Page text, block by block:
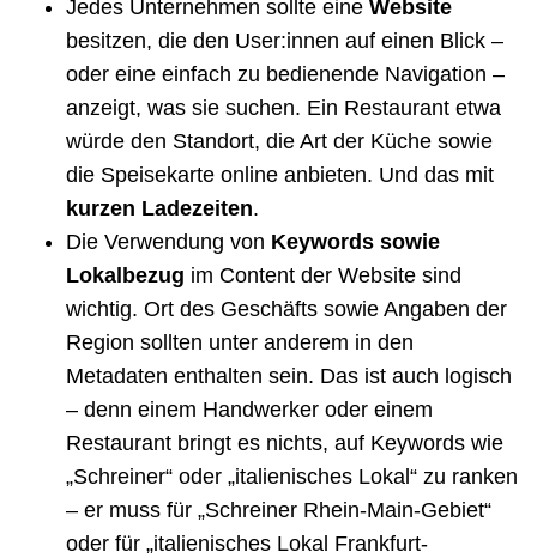
Jedes Unternehmen sollte eine Website
besitzen, die den User:innen auf einen Blick –
oder eine einfach zu bedienende Navigation –
anzeigt, was sie suchen. Ein Restaurant etwa
würde den Standort, die Art der Küche sowie
die Speisekarte online anbieten. Und das mit
kurzen Ladezeiten.
Die Verwendung von Keywords sowie
Lokalbezug im Content der Website sind
wichtig. Ort des Geschäfts sowie Angaben der
Region sollten unter anderem in den
Metadaten enthalten sein. Das ist auch logisch
– denn einem Handwerker oder einem
Restaurant bringt es nichts, auf Keywords wie
„Schreiner“ oder „italienisches Lokal“ zu ranken
– er muss für „Schreiner Rhein-Main-Gebiet“
oder für „italienisches Lokal Frankfurt-